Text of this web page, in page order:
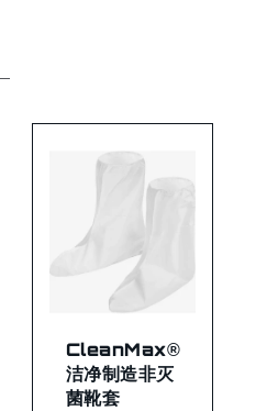
CleanMax®
洁净制造非灭
菌靴套